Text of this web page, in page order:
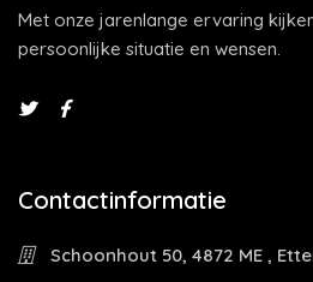
Met onze jarenlange ervaring
persoonlijke situatie en wensen.
Contactinformatie
Schoonhout 50, 4872 ME ,